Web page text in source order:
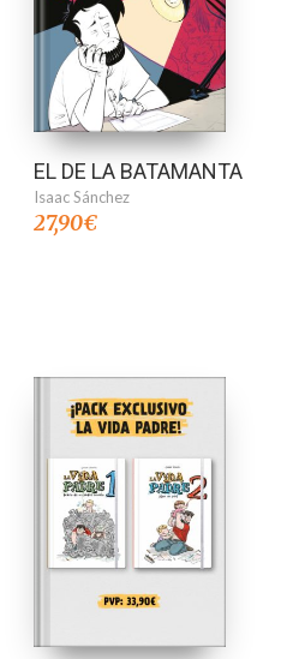
EL DE LA BATAMANTA
Isaac Sánchez
27,90€